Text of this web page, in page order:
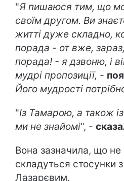
"Я пишаюся тим, що
своїм другом. Ви
житті дуже складно,
порада - от вже,
порада! - я дзвоню, і
мудрі пропозиції, -
Його мудрості
"Із Тамарою, а також
ми не знайомі", -
Вона зазначила, що не
складуться стосунки
Лазарєвим.